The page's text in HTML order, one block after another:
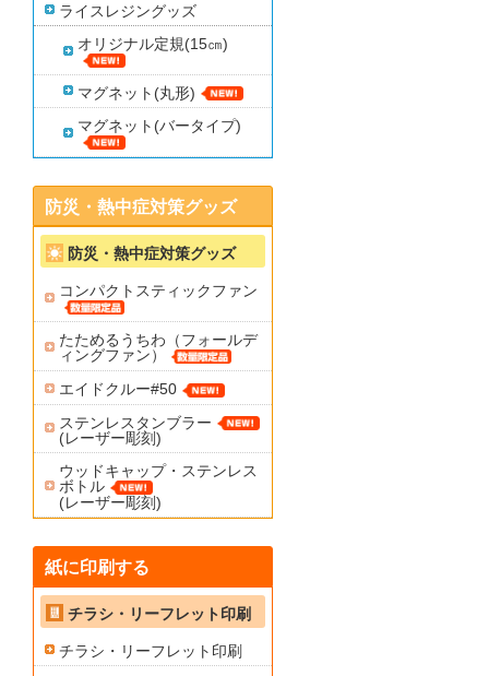
ライスレジングッズ
オリジナル定規(15㎝)
マグネット(丸形)
マグネット(バータイプ)
防災・熱中症対策グッズ
防災・熱中症対策グッズ
コンパクトスティックファン
たためるうちわ（フォールデ
ィングファン）
エイドクルー#50
ステンレスタンブラー
(レーザー彫刻)
ウッドキャップ・ステンレス
ボトル
(レーザー彫刻)
紙に印刷する
チラシ・リーフレット印刷
チラシ・リーフレット印刷